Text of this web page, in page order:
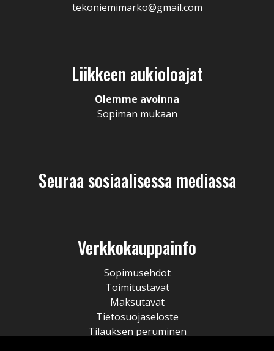
tekoniemimarko@gmail.com
Liikkeen aukioloajat
Olemme avoinna
Sopiman mukaan
Seuraa sosiaalisessa mediassa
Verkkokauppainfo
Sopimusehdot
Toimitustavat
Maksutavat
Tietosuojaseloste
Tilauksen peruminen